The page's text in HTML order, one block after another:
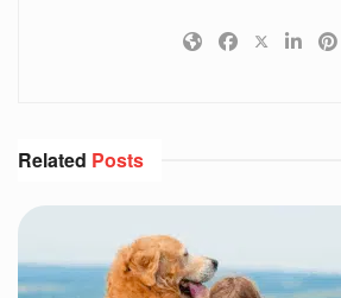
Related Posts